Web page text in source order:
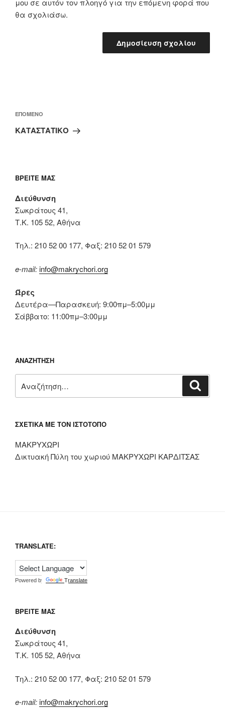
μου σε αυτόν τον πλοηγό για την επόμενη φορά που
θα σχολιάσω.
άρθρων
Επόμενο
άρθρο
ΕΠΌΜΕΝΟ
ΚΑΤΑΣΤΑΤΙΚΟ
ΒΡΕΊΤΕ ΜΑΣ
Διεύθυνση
Σωκράτους 41,
Τ.Κ. 105 52, Αθήνα
Tηλ.: 210 52 00 177, Φαξ: 210 52 01 579
e-mail:info@makrychori.org
Ώρες
Δευτέρα—Παρασκευή: 9:00πμ–5:00μμ
Σάββατο: 11:00πμ–3:00μμ
ΑΝΑΖΉΤΗΣΗ
για:
ΣΧΕΤΙΚΆ ΜΕ ΤΟΝ ΙΣΤΌΤΟΠΟ
ΜΑΚΡΥΧΩΡΙ
Δικτυακή Πύλη του χωριού ΜΑΚΡΥΧΩΡΙ ΚΑΡΔΙΤΣΑΣ
TRANSLATE:
Powered by Translate
ΒΡΕΊΤΕ ΜΑΣ
Διεύθυνση
Σωκράτους 41,
Τ.Κ. 105 52, Αθήνα
Tηλ.: 210 52 00 177, Φαξ: 210 52 01 579
e-mail:info@makrychori.org